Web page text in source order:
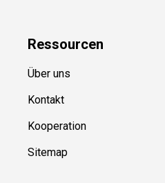
Ressourcen
Über uns
Kontakt
Kooperation
Sitemap